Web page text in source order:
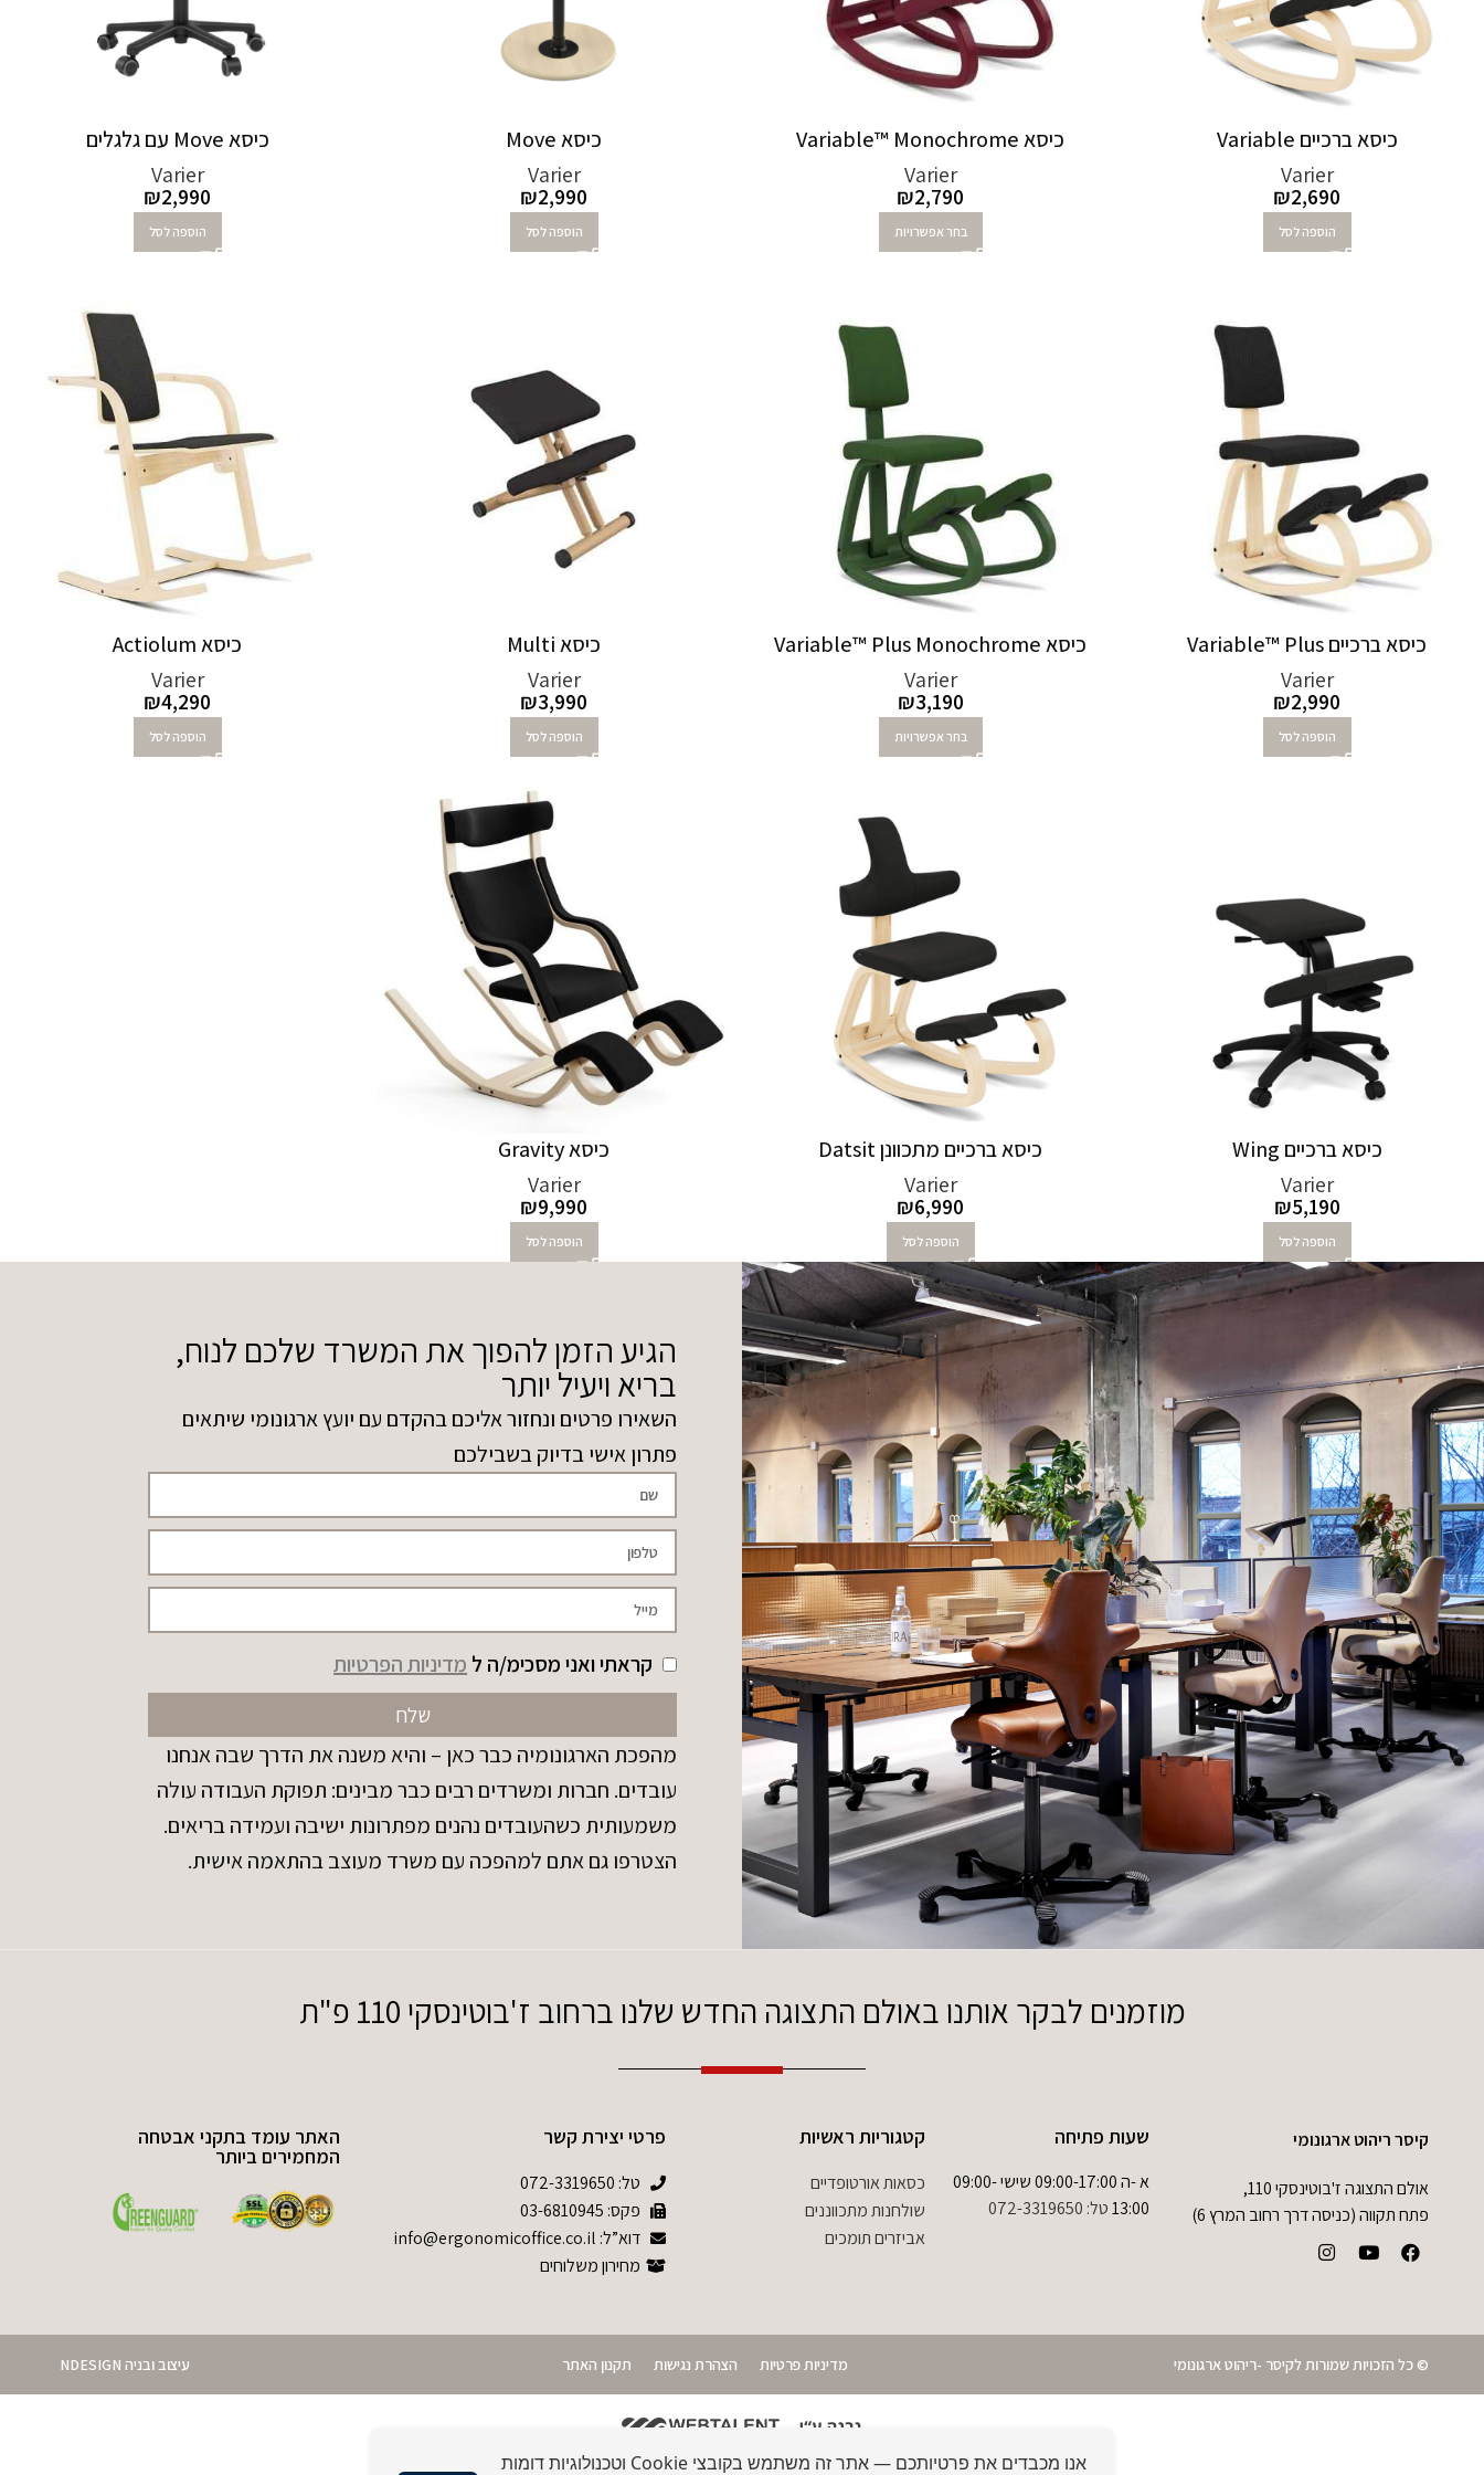
אנו מכבדים את פרטיותכם — אתר זה משתמש בקובצי Cookie וטכנולוגיות דומות
כיסא ברכיים Variable
Varier
₪2,690
הוספה לסל
כיסא Variable™ Monochrome
Varier
₪2,790
בחר אפשרויות
כיסא Move
Varier
₪2,990
הוספה לסל
כיסא Move עם גלגלים
Varier
₪2,990
הוספה לסל
כיסא ברכיים Variable™ Plus
Varier
₪2,990
הוספה לסל
כיסא Variable™ Plus Monochrome
Varier
₪3,190
בחר אפשרויות
כיסא Multi
Varier
₪3,990
הוספה לסל
כיסא Actiolum
Varier
₪4,290
הוספה לסל
כיסא ברכיים Wing
Varier
₪5,190
הוספה לסל
כיסא ברכיים מתכוונן Datsit
Varier
₪6,990
הוספה לסל
כיסא Gravity
Varier
₪9,990
הוספה לסל
הגיע הזמן להפוך את המשרד שלכם לנוח,
בריא ויעיל יותר
השאירו פרטים ונחזור אליכם בהקדם עם יועץ ארגונומי שיתאים
פתרון אישי בדיוק בשבילכם
קראתי ואני מסכימ/ה ל מדיניות הפרטיות
שלח
מהפכת הארגונומיה כבר כאן – והיא משנה את הדרך שבה אנחנו
עובדים. חברות ומשרדים רבים כבר מבינים: תפוקת העבודה עולה
משמעותית כשהעובדים נהנים מפתרונות ישיבה ועמידה בריאים.
הצטרפו גם אתם למהפכה עם משרד מעוצב בהתאמה אישית.
מוזמנים לבקר אותנו באולם התצוגה החדש שלנו ברחוב ז'בוטינסקי 110 פ"ת
קיסר ריהוט ארגונומי
אולם התצוגה ז'בוטינסקי 110,
פתח תקווה (כניסה דרך רחוב המרץ 6)
שעות פתיחה
א -ה 09:00-17:00 שישי 09:00-
13:00 טל: 072-3319650
קטגוריות ראשיות
כסאות אורטופדיים
שולחנות מתכווננים
אביזרים תומכים
פרטי יצירת קשר
טל: 072-3319650
פקס: 03-6810945
דוא”ל: info@ergonomicoffice.co.il
מחירון משלוחים
האתר עומד בתקני אבטחה
המחמירים ביותר
© כל הזכויות שמורות לקיסר -ריהוט ארגונומי מדיניות פרטיות הצהרת נגישות תקנון האתר עיצוב ובניה NDESIGN